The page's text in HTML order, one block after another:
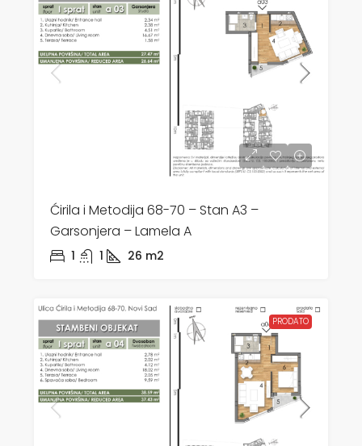
Ćirila i Metodija 68-70 – Stan A3 –
Garsonjera – Lamela A
1 1 26 m2
PRODATO